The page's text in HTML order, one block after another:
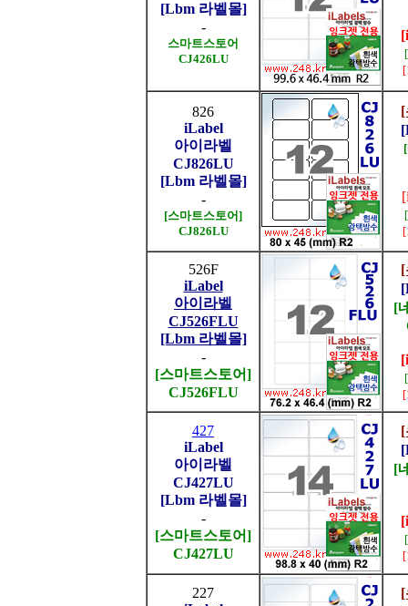
[Lbm 라벨몰]
-
스마트스토어
CJ426LU
826
iLabel
아이라벨
CJ826LU
[Lbm 라벨몰]
-
[스마트스토어]
CJ826LU
[
526F
iLabel
아이라벨
CJ526FLU
[Lbm 라벨몰]
-
[스마트스토어]
CJ526FLU
[
[
427
iLabel
아이라벨
CJ427LU
[Lbm 라벨몰]
-
[스마트스토어]
CJ427LU
[
[
227
[